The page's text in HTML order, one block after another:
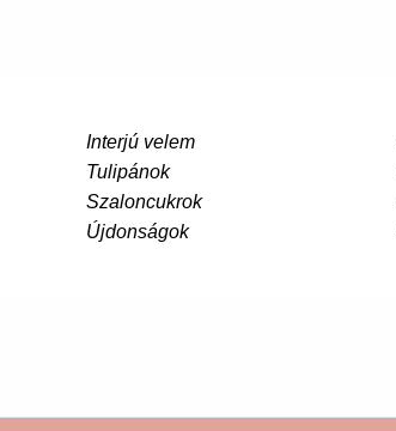
Interjú velem
Tulipánok
Szaloncukrok
Újdonságok